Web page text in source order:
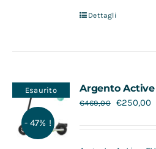
Dettagli
Esaurito
- 47% !
Argento Active
€469,00 €250,00